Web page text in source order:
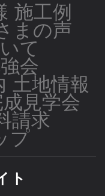
施工例
まの声
て
会
土地情報
成見学会
請求
プ
ト